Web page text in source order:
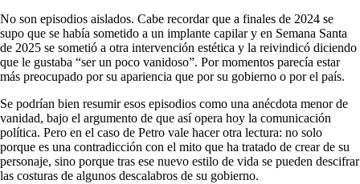
No son episodios aislados. Cabe recordar que a finales de 2024 se
supo que se había sometido a un implante capilar y en Semana Santa
de 2025 se sometió a otra intervención estética y la reivindicó diciendo
que le gustaba “ser un poco vanidoso”. Por momentos parecía estar
más preocupado por su apariencia que por su gobierno o por el país.
Se podrían bien resumir esos episodios como una anécdota menor de
vanidad, bajo el argumento de que así opera hoy la comunicación
política. Pero en el caso de Petro vale hacer otra lectura: no solo
porque es una contradicción con el mito que ha tratado de crear de su
personaje, sino porque tras ese nuevo estilo de vida se pueden descifrar
las costuras de algunos descalabros de su gobierno.